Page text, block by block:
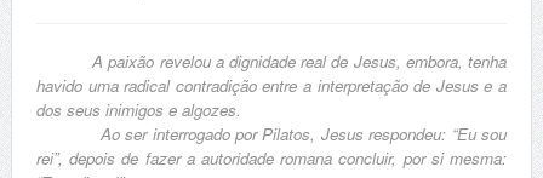
A paixão revelou a dignidade real de Jesus, embora, tenha
havido uma radical contradição entre a interpretação de Jesus e a
dos seus inimigos e algozes.
Ao ser interrogado por Pilatos, Jesus respondeu: “Eu sou
rei”, depois de fazer a autoridade romana concluir, por si mesma: